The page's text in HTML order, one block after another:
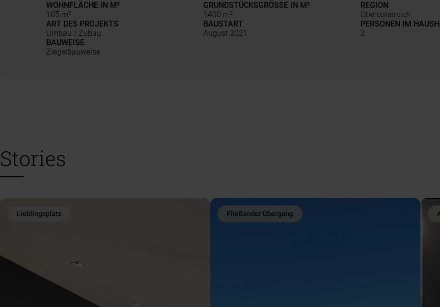
WOHNFLÄCHE IN M²
105 m²
GRUNDSTÜCKSGRÖSSE IN M²
1400 m²
REGION
Oberösterreich
ART DES PROJEKTS
Umbau / Zubau
BAUSTART
August 2021
PERSONEN IM
2
BAUWEISE
Ziegelbauweise
Stories
Lieblingsplatz Fließender Übergang